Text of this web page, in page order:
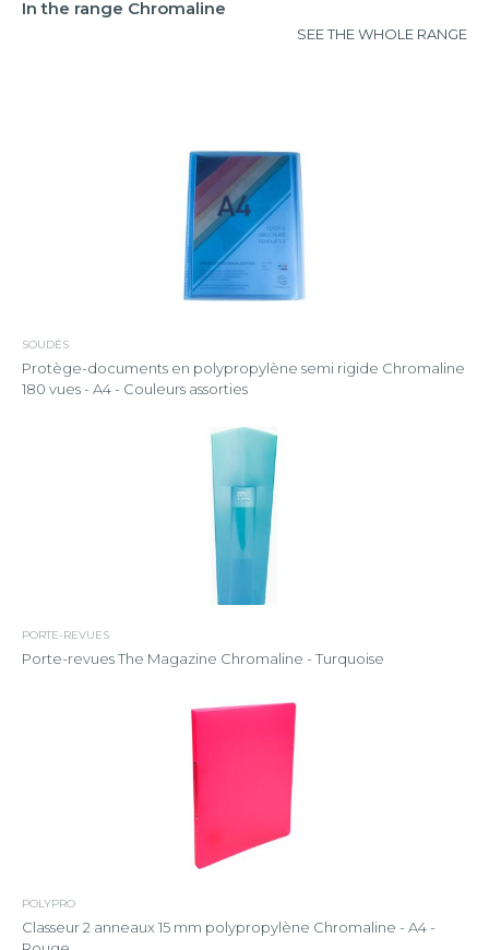
In the range Chromaline
SEE THE WHOLE RANGE
SOUDÉS
Protège-documents en polypropylène semi rigide Chromaline
180 vues - A4 - Couleurs assorties
PORTE-REVUES
Porte-revues The Magazine Chromaline - Turquoise
POLYPRO
Classeur 2 anneaux 15 mm polypropylène Chromaline - A4 -